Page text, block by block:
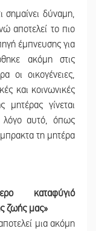
σημαίνει δύναμη,
αποτελεί το πιο
έμπνευσης για
ακόμη στις
οι οικογένειες,
και κοινωνικές
γίνεται
λόγο αυτό, όπως
τη μητέρα
καταφύγιό
ζωής μας»
μια ακόμη